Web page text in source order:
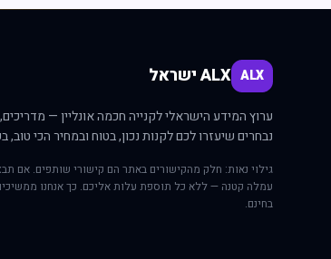
ALX ALX ישראל
ערוץ המידע הישראלי לקנייה חכמה אונליין —
נבחרים שיעזרו לכם לקנות נכון, בטוח ובמחיר הכי טוב,
גילוי נאות: חלק מהקישורים באתר הם קישורי שותפים. אם
עמלה קטנה — ללא כל תוספת עלות אליכם. כך אנחנו
בחינם.